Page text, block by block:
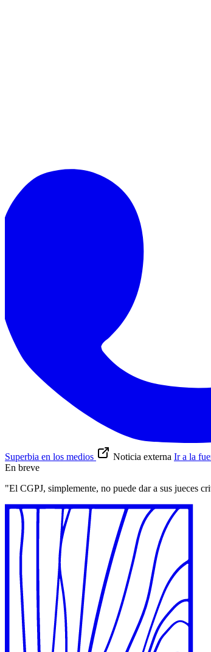
Superbia en los medios Noticia externa Ir a la
En breve
"El CGPJ, simplemente, no puede dar a sus jueces